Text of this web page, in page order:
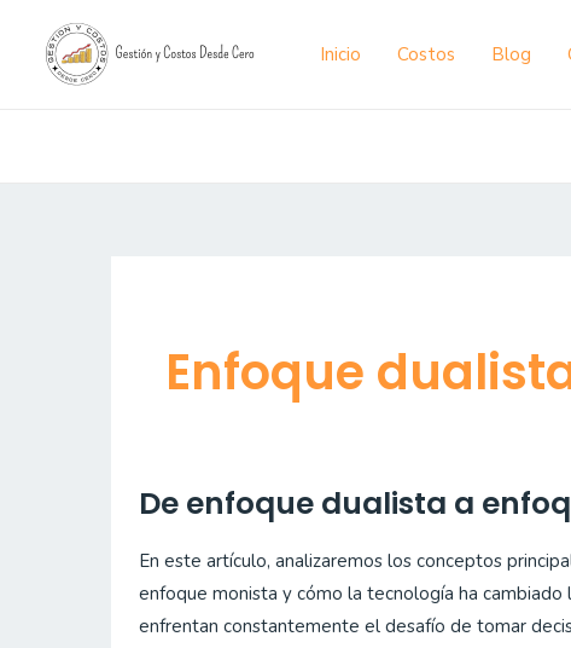
contenido
Inicio Costos Blog
Enfoque
De enfoque dualista a
En este artículo, analizaremos los conceptos
enfoque monista y cómo la tecnología ha
enfrentan constantemente el desafío de tomar
enfoque
a
enfoque
monista